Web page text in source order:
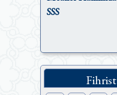
SSS
Fihrist